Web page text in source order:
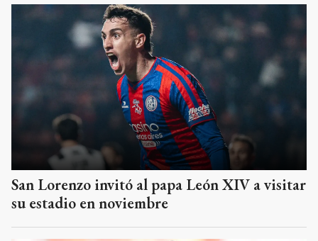
San Lorenzo invitó al papa León XIV a visitar
su estadio en noviembre